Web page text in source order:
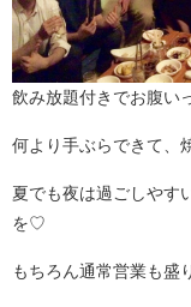
飲み放題付きでお腹い
何より手ぶらできて、
夏でも夜は過ごしやす
を♡
もちろん通常営業も盛